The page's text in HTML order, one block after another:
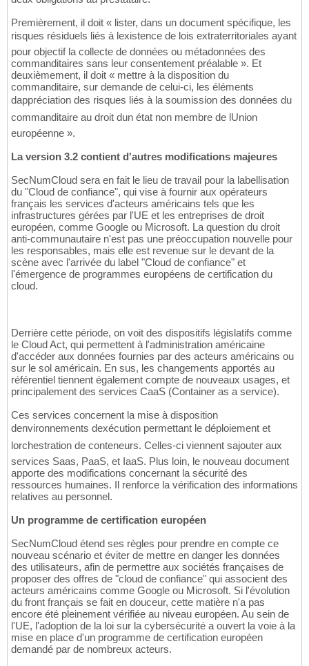
Premièrement, il doit « lister, dans un document spécifique, les
risques résiduels liés à lexistence de lois extraterritoriales ayant
pour objectif la collecte de données ou métadonnées des
commanditaires sans leur consentement préalable ». Et
deuxièmement, il doit « mettre à la disposition du
commanditaire, sur demande de celui-ci, les éléments
dappréciation des risques liés à la soumission des données du
commanditaire au droit dun état non membre de lUnion
européenne ».
La version 3.2 contient d'autres modifications majeures
SecNumCloud sera en fait le lieu de travail pour la labellisation
du "Cloud de confiance", qui vise à fournir aux opérateurs
français les services d'acteurs américains tels que les
infrastructures gérées par l'UE et les entreprises de droit
européen, comme Google ou Microsoft. La question du droit
anti-communautaire n'est pas une préoccupation nouvelle pour
les responsables, mais elle est revenue sur le devant de la
scène avec l'arrivée du label "Cloud de confiance" et
l'émergence de programmes européens de certification du
cloud.
Derrière cette période, on voit des dispositifs législatifs comme
le Cloud Act, qui permettent à l'administration américaine
d'accéder aux données fournies par des acteurs américains ou
sur le sol américain. En sus, les changements apportés au
référentiel tiennent également compte de nouveaux usages, et
principalement des services CaaS (Container as a service).
Ces services concernent la mise à disposition
denvironnements dexécution permettant le déploiement et
lorchestration de conteneurs. Celles-ci viennent sajouter aux
services Saas, PaaS, et IaaS. Plus loin, le nouveau document
apporte des modifications concernant la sécurité des
ressources humaines. Il renforce la vérification des informations
relatives au personnel.
Un programme de certification européen
SecNumCloud étend ses règles pour prendre en compte ce
nouveau scénario et éviter de mettre en danger les données
des utilisateurs, afin de permettre aux sociétés françaises de
proposer des offres de "cloud de confiance" qui associent des
acteurs américains comme Google ou Microsoft. Si l'évolution
du front français se fait en douceur, cette matière n'a pas
encore été pleinement vérifiée au niveau européen. Au sein de
l'UE, l'adoption de la loi sur la cybersécurité a ouvert la voie à la
mise en place d'un programme de certification européen
demandé par de nombreux acteurs.